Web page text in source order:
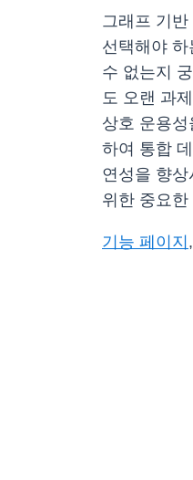
그래프 기
선택해야
수 없는지
도 오랜 과
상호 운용
하여 통합
연성을 향
위한 중요
기능 페이지 ,